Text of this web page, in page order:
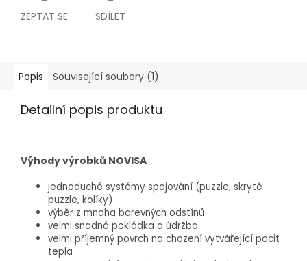
ZEPTAT SE SDÍLET
Popis Související soubory (1)
Detailní popis produktu
Výhody výrobků NOVISA
jednoduché systémy spojování (puzzle, skryté
puzzle, kolíky)
výběr z mnoha barevných odstínů
velmi snadná pokládka a údržba
velmi příjemný povrch na chození vytvářející pocit
tepla